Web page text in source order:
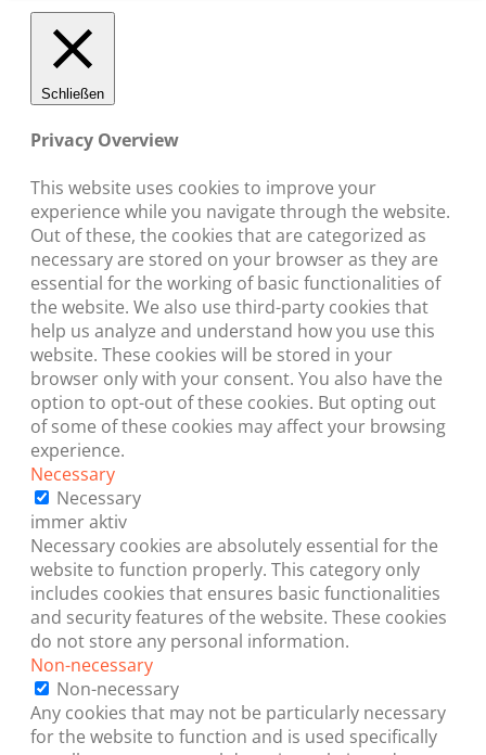
Schließen
Privacy Overview
This website uses cookies to improve your
experience while you navigate through the website.
Out of these, the cookies that are categorized as
necessary are stored on your browser as they are
essential for the working of basic functionalities of
the website. We also use third-party cookies that
help us analyze and understand how you use this
website. These cookies will be stored in your
browser only with your consent. You also have the
option to opt-out of these cookies. But opting out
of some of these cookies may affect your browsing
experience.
Necessary
Necessary
immer aktiv
Necessary cookies are absolutely essential for the
website to function properly. This category only
includes cookies that ensures basic functionalities
and security features of the website. These cookies
do not store any personal information.
Non-necessary
Non-necessary
Any cookies that may not be particularly necessary
for the website to function and is used specifically